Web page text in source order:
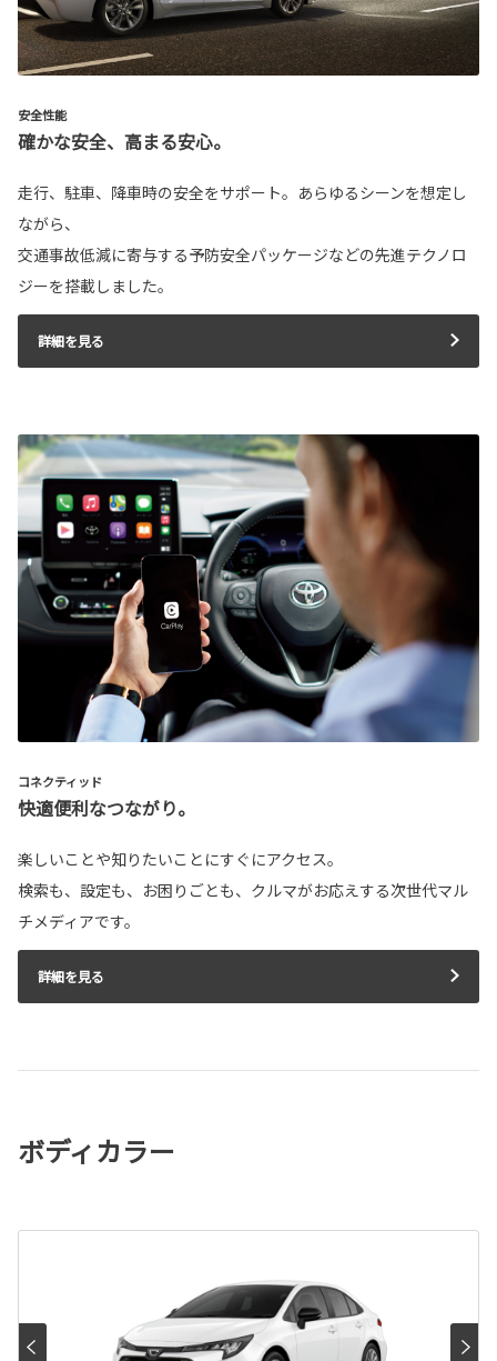
安全性能
確かな安全、高まる安心。
走行、駐車、降車時の安全をサポート。あらゆるシーンを想定し
ながら、
交通事故低減に寄与する予防安全パッケージなどの先進テクノロ
ジーを搭載しました。
詳細を見る
コネクティッド
快適便利なつながり。
楽しいことや知りたいことにすぐにアクセス。
検索も、設定も、お困りごとも、クルマがお応えする次世代マル
チメディアです。
詳細を見る
ボディカラー